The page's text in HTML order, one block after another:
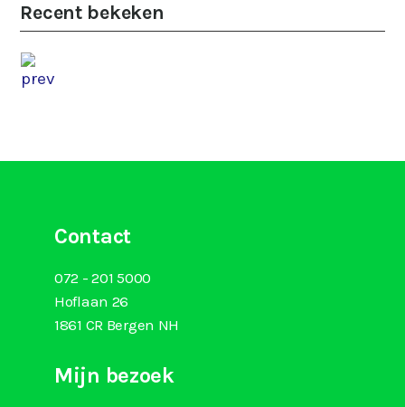
Recent bekeken
Contact
072 - 201 5000
Hoflaan 26
1861 CR Bergen NH
Mijn bezoek